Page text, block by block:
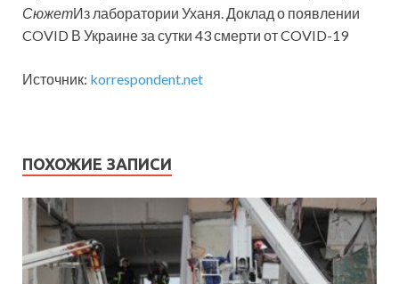
СюжетИз лаборатории Уханя. Доклад о появлении
COVID В Украине за сутки 43 смерти от COVID-19
Источник: korrespondent.net
ПОХОЖИЕ ЗАПИСИ